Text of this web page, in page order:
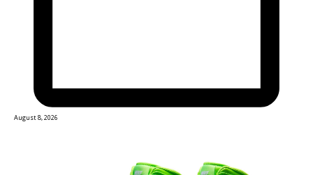
August 8, 2026